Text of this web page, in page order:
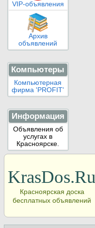
VIP-объявления
Архив
объявлений
Компьютеры
Компьютерная
фирма 'PROFIT'
Информация
Объявления об
услугах в
Красноярске.
KrasDos.Ru
Красноярская доска
бесплатных объявлений